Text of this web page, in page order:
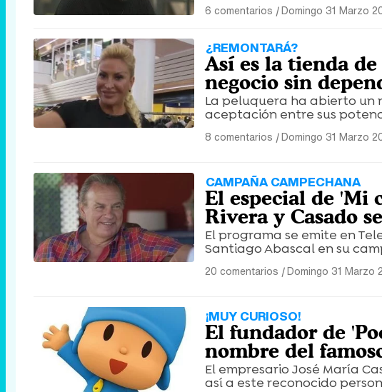
6 comentarios |Domingo 31 Marzo
¿REMONTARÁ?
Así es la tienda
negocio sin
La peluquera ha abierto un
aceptación entre sus
8 comentarios |Domingo 31 Marzo
CAMPAÑA CAMPECHANA
El especial de 'Mi
Rivera y Casado
El programa se emite en
Santiago Abascal en su
20 comentarios |Domingo 31 Marzo
¡MUY CURIOSO!
El fundador de
nombre del
El empresario José María
así a este reconocido